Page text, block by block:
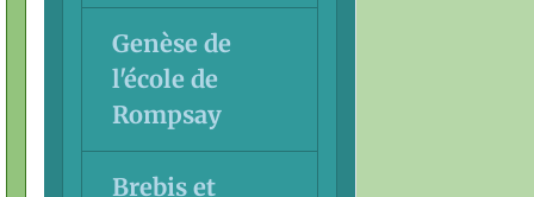
Genèse de
l'école de
Rompsay
Brebis et